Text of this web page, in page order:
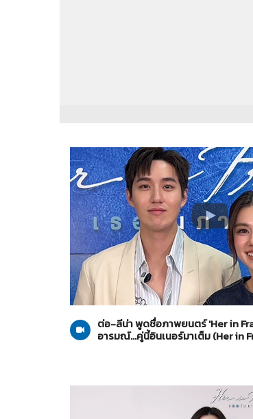
08-08-2569
Her in Frame เ
ต่อ-ลีน่า พูดชื่อภาพยนตร์ 'Her in
อารมณ์...คู่นี้อินเนอร์มาเต็ม (Her in